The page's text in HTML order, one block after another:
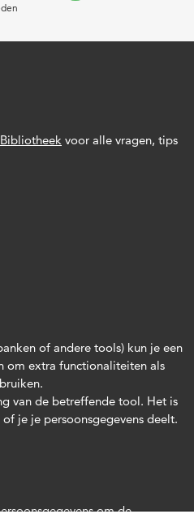
voor alle vragen, tips
of andere tools) kun je een
om extra functionaliteiten als
van de betreffende tool. Het is
je je persoonsgegevens deelt.
om de